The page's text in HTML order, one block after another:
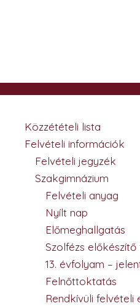
Közzétételi lista
Felvételi információk
Felvételi jegyzék
Szakgimnázium
Felvételi anyag
Nyílt nap
Előmeghallgatás
Szolfézs
13. évfolyam –
Felnőttoktatás
Rendkívüli felvételi